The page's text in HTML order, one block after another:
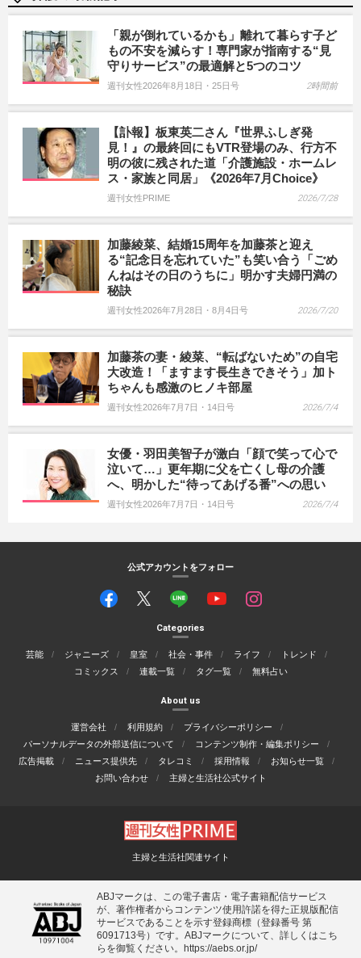
「親が倒れているかも」離れて暮らす子ど
もの不安を減らす！専門家が指南する“見
守りサービス”の最適解と5つのコツ
週刊女性2026年8月18日・25日号 2時間前
【訃報】板東英二さん『世界ふしぎ発
見！』の最終回にもVTR登場のみ、行方不
明の彼に残された道「介護施設・ホームレ
ス・家族と同居」《2026年7月Choice》
週刊女性PRIME 2026/7/28
加藤綾菜、結婚15周年を加藤茶と迎え
る“記念日を忘れていた”も笑い合う「ごめ
んねはその日のうちに」明かす夫婦円満の
秘訣
週刊女性2026年7月28日・8月4日号 2026/7/20
加藤茶の妻・綾菜、“転ばないため”の自宅
大改造！「ますます長生きできそう」加ト
ちゃんも感激のヒノキ部屋
週刊女性2026年7月7日・14日号 2026/7/4
女優・羽田美智子が激白「顔で笑って心で
泣いて…」更年期に父を亡くし母の介護
へ、明かした“待ってあげる番”への思い
週刊女性2026年7月7日・14日号 2026/7/4
公式アカウントをフォロー
Categories
芸能 ジャニーズ 皇室 社会・事件 ライフ
トレンド
コミックス
連載一覧 タグ一覧 無料占い
About us
運営会社 利用規約
プライバシーポリシー
パーソナルデータの外部送信について
コンテンツ制作・編集ポリシー
広告掲載
ニュース提供先 タレコミ 採用情報
お知らせ一覧
お問い合わせ
主婦と生活社公式サイト
主婦と生活社関連サイト
ABJマークは、この電子書店・電子書籍配信サービス
が、著作権者からコンテンツ使用許諾を得た正規版配信
サービスであることを示す登録商標（登録番号 第
6091713号）です。ABJマークについて、詳しくはこち
らを御覧ください。
https://aebs.or.jp/